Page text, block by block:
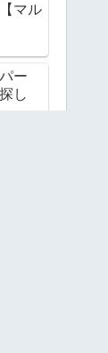
マル
ー
し